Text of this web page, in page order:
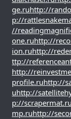
ge.ruhttp://
p://
//
one.ruhttp://
ion.ruhttp://
ttp://
http://
profile.ruhttp://
uhttp://
p://scrapermat.ru
mp.ruhttp://